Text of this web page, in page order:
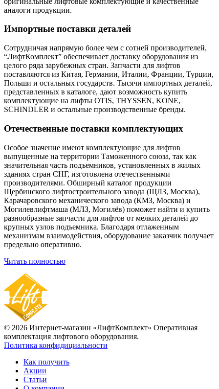
аналоги продукции.
Импортные поставки деталей
Сотрудничая напрямую более чем с сотней производителей,
“ЛифтКомплект” обеспечивает доставку оборудования из
целого ряда зарубежных стран. Запчасти для лифтов
поставляются из Китая, Германии, Италии, Франции, Турции,
Польши и остальных государств. Тысячи импортных деталей,
представленных в каталоге, дают возможность купить
комплектующие на лифты OTIS, THYSSEN, KONE,
SCHINDLER и остальные производственные бренды.
Отечественные поставки комплектующих
Особое значение имеют комплектующие для лифтов
выпущенные на территории Таможенного союза, так как
значительная часть подъемников, установленных в жилых
зданиях стран СНГ, изготовлена отечественными
производителями. Обширный каталог продукции
Щербинского лифтостроительного завода (ЩЛЗ, Москва),
Карачаровского механического завода (КМЗ, Москва) и
Могилевлифтмаша (МЛЗ, Могилёв) поможет найти и купить
разнообразные запчасти для лифтов от мелких деталей до
крупных узлов подъемника. Благодаря отлаженным
механизмам взаимодействия, оборудование заказчик получает
предельно оперативно.
Читать полностью
© 2026 Интернет-магазин «ЛифтКомплект» Оперативная
комплектация лифтового оборудования.
Политика конфидициальности
Как получить
Акции
Статьи